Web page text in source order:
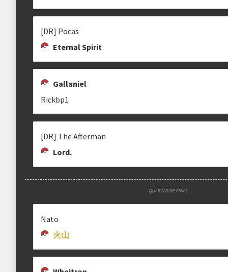
[DR] Pocas
Eternal Spirit
Gallaniel
Rickbp1
[DR] The Afterman
Lord.
QUARTAS DE FINAL
Nato
火山